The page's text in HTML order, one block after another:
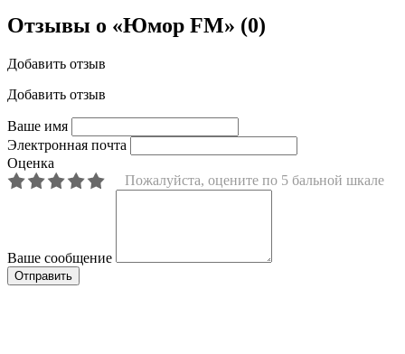
Отзывы о «Юмор FM» (0)
Добавить отзыв
Добавить отзыв
Ваше имя
Электронная почта
Оценка
Пожалуйста, оцените по 5 бальной шкале
Ваше сообщение